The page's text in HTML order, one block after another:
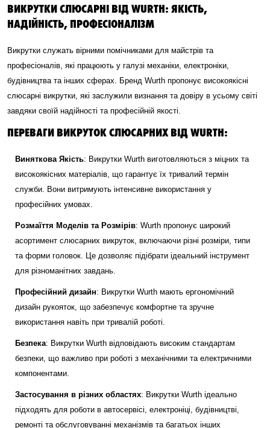
ВИКРУТКИ СЛЮСАРНІ ВІД WURTH: ЯКІСТЬ,
НАДІЙНІСТЬ, ПРОФЕСІОНАЛІЗМ
Викрутки служать вірними помічниками для майстрів та
професіоналів, які працюють у галузі механіки, електроніки,
будівництва та інших сферах. Бренд Wurth пропонує високоякісні
слюсарні викрутки, які заслужили визнання та довіру в усьому світі
завдяки своїй надійності та професійній якості.
ПЕРЕВАГИ ВИКРУТОК СЛЮСАРНИХ ВІД WURTH:
Виняткова Якість: Викрутки Wurth виготовляються з міцних та
високоякісних матеріалів, що гарантує їх тривалий термін
служби. Вони витримують інтенсивне використання у
професійних умовах.
Розмаїття Моделів та Розмірів: Wurth пропонує широкий
асортимент слюсарних викруток, включаючи різні розміри, типи
та форми головок. Це дозволяє підібрати ідеальний інструмент
для різноманітних завдань.
Професійний дизайн: Викрутки Wurth мають ергономічний
дизайн рукояток, що забезпечує комфортне та зручне
використання навіть при тривалій роботі.
Безпека: Викрутки Wurth відповідають високим стандартам
безпеки, що важливо при роботі з механічними та електричними
компонентами.
Застосування в різних областях: Викрутки Wurth ідеально
підходять для роботи в автосервісі, електроніці, будівництві,
ремонті та обслуговуванні механізмів та багатьох інших